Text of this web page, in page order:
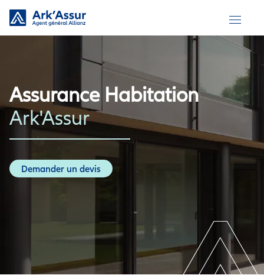
content
Assurance Habitation
Ark'Assur
Demander un devis